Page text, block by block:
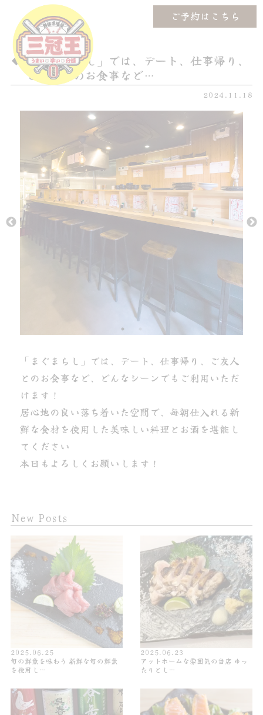
ご予約はこちら
「まぐまらし」では、デート、仕事帰り、
ご友人とのお食事など…
2024.11.18
「まぐまらし」では、デート、仕事帰り、ご友人
とのお食事など、どんなシーンでもご利用いただ
けます！
居心地の良い落ち着いた空間で、毎朝仕入れる新
鮮な食材を使用した美味しい料理とお酒を堪能し
てください
本日もよろしくお願いします！
New Posts
2025.06.25
旬の鮮魚を味わう 新鮮な旬の鮮魚
を使用し…
2025.06.23
アットホームな雰囲気の当店 ゆっ
たりとし…